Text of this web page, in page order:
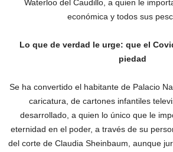
Waterloo del Caudillo, a quien le
económica y todos sus
Lo que de verdad le urge: que el
piedad
Se ha convertido el habitante de Palacio
caricatura, de cartones infantiles
desarrollado, a quien lo único que le
eternidad en el poder, a través de su
del corte de Claudia Sheinbaum, aunque